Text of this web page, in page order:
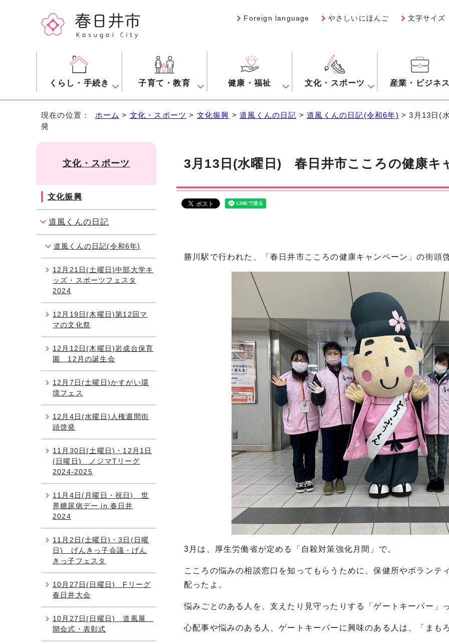
Foreign language やさしいにほんご 文字サイズ
くらし・手続き 子育て・教育 健康・福祉 文化・スポーツ 産業・ビジネス
現在の位置： ホーム > 文化・スポーツ > 文化振興 >道風くんの日記 >道風くんの日記(令和6年) > 3月13日(
発
3月13日(水曜日) 春日井市こころの健康キ
勝川駅で行われた、「春日井市こころの健康キャンペーン」の街頭
3月は、厚生労働省が定める「自殺対策強化月間」で、
こころの悩みの相談窓口を知ってもらうために、保健所やボランテ
配ったよ。
悩みごとのある人を、支えたり見守ったりする「ゲートキーパー」
心配事や悩みのある人、ゲートキーパーに興味のある人は、「まも
文化・スポーツ
文化振興
道風くんの日記
道風くんの日記(令和6年)
12月21日(土曜日)中部大学キ
ッズ・スポーツフェスタ
2024
12月19日(木曜日)第12回マ
マの文化祭
12月12日(木曜日)岩成台保育
園 12月の誕生会
12月7日(土曜日)かすがい環
境フェス
12月4日(水曜日)人権週間街
頭啓発
11月30日(土曜日)・12月1日
(日曜日) ノジマTリーグ
2024-2025
11月4日(月曜日・祝日) 世
界糖尿病デー in 春日井
2024
11月2日(土曜日)・3日(日曜
日) げんきっ子会議・げん
きっ子フェスタ
10月27日(日曜日) Fリーグ
春日井大会
10月27日(日曜日) 道風展
開会式・表彰式